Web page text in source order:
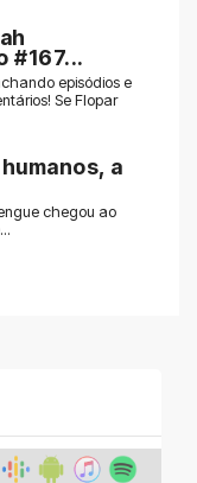
#167...
episódios e
Se Flopar
a
chegou ao